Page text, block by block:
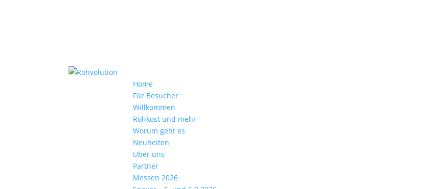
Home
Für Besucher
Willkommen
Rohkost und mehr
Worum geht es
Neuheiten
Über uns
Partner
Messen 2026